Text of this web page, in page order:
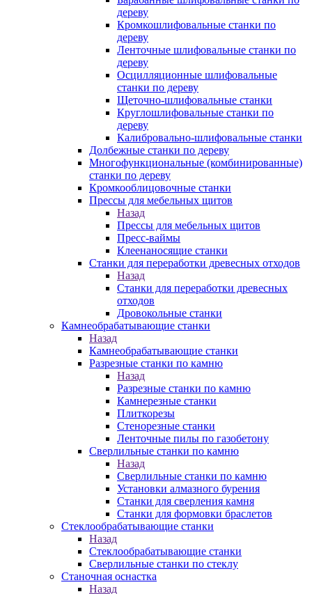
дереву
Кромкошлифовальные станки по
дереву
Ленточные шлифовальные станки по
дереву
Осцилляционные шлифовальные
станки по дереву
Щеточно-шлифовальные станки
Круглошлифовальные станки по
дереву
Калибровально-шлифовальные станки
Долбежные станки по дереву
Многофункциональные (комбинированные)
станки по дереву
Кромкооблицовочные станки
Прессы для мебельных щитов
Назад
Прессы для мебельных щитов
Пресс-ваймы
Клеенаносящие станки
Станки для переработки древесных отходов
Назад
Станки для переработки древесных
отходов
Дровокольные станки
Камнеобрабатывающие станки
Назад
Камнеобрабатывающие станки
Разрезные станки по камню
Назад
Разрезные станки по камню
Камнерезные станки
Плиткорезы
Стенорезные станки
Ленточные пилы по газобетону
Сверлильные станки по камню
Назад
Сверлильные станки по камню
Установки алмазного бурения
Станки для сверления камня
Станки для формовки браслетов
Стеклообрабатывающие станки
Назад
Стеклообрабатывающие станки
Сверлильные станки по стеклу
Станочная оснастка
Назад